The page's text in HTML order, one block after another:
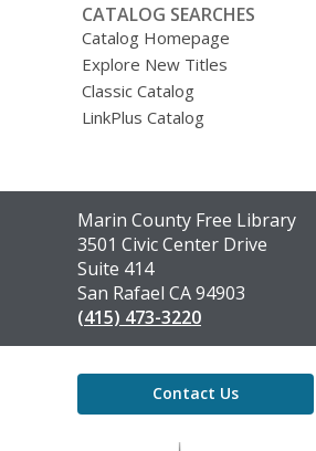
CATALOG SEARCHES
Catalog Homepage
Explore New Titles
Classic Catalog
LinkPlus Catalog
Contact
the
Library
Marin County Free Library
3501 Civic Center Drive
Suite 414
San Rafael CA 94903
(415) 473-3220
Contact Us